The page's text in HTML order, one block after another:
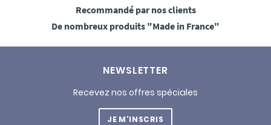
Recommandépar nos clients
De nombreux produits "Made in France"
NEWSLETTER
Recevez nos offres spéciales
JE M'INSCRIS